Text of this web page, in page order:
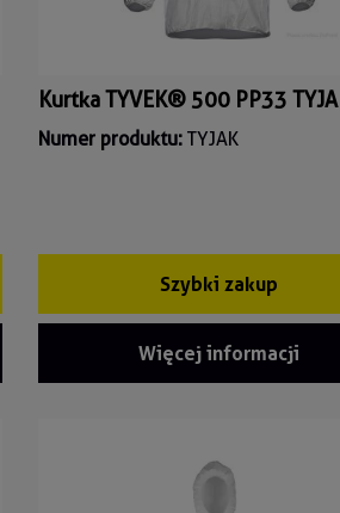
Kurtka TYVEK® 500 PP33
Numer produktu: TYJAK
Szybki zakup
Więcej informacji